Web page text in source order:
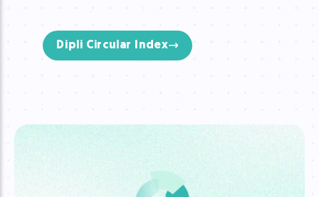
Dipli Circular Index